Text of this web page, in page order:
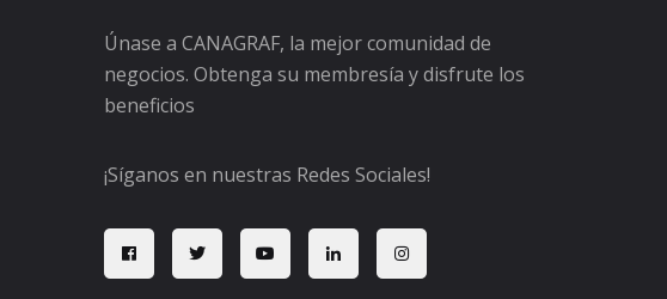
Únase a CANAGRAF, la mejor comunidad de
negocios. Obtenga su membresía y disfrute los
beneficios
¡Síganos en nuestras Redes Sociales!